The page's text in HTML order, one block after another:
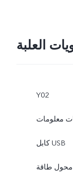
العلبة
Y02
معلومات
كابل USB